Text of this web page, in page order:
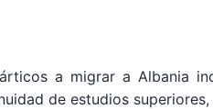
a migrar a Albania
de estudios superiores,